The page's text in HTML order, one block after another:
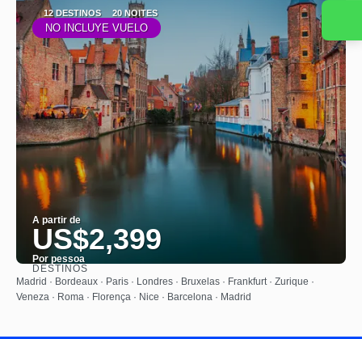
12 DESTINOS 20 NOITES
NO INCLUYE VUELO
A partir de
US$2,399
Por pessoa
Saiba mais
DESTINOS
Madrid · Bordeaux · Paris · Londres · Bruxelas · Frankfurt · Zurique ·
Veneza · Roma · Florença · Nice · Barcelona · Madrid